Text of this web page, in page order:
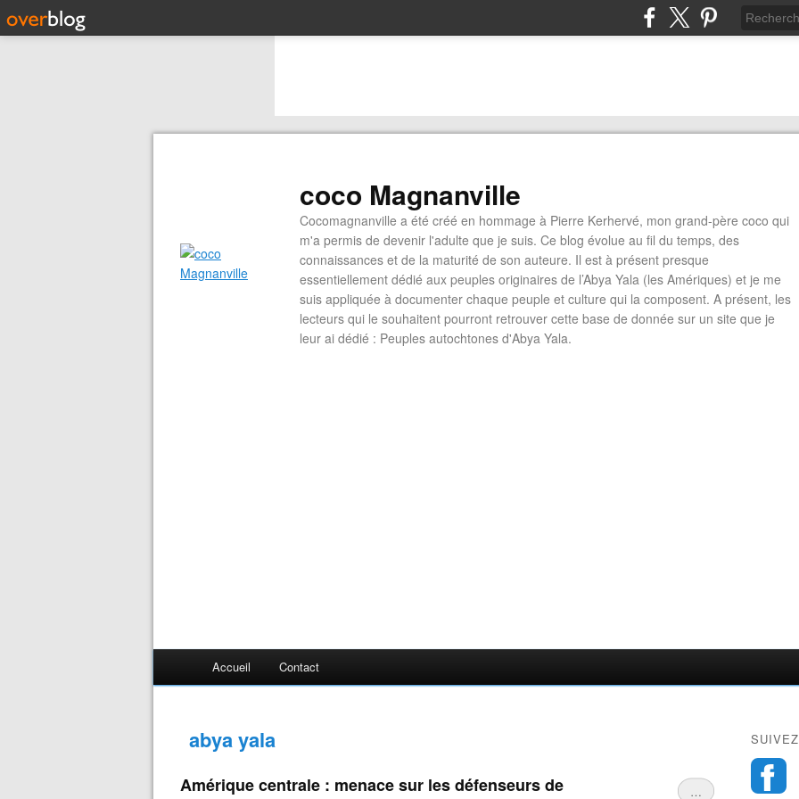
coco Magnanville
Cocomagnanville a été créé en hommage à Pierre Kerhervé, mon grand-père coco qui
m'a permis de devenir l'adulte que je suis. Ce blog évolue au fil du temps, des
connaissances et de la maturité de son auteure. Il est à présent presque
essentiellement dédié aux peuples originaires de l’Abya Yala (les Amériques) et je me
suis appliquée à documenter chaque peuple et culture qui la composent. A présent, les
lecteurs qui le souhaitent pourront retrouver cette base de donnée sur un site que je
leur ai dédié : Peuples autochtones d'Abya Yala.
Accueil Contact
abya yala
…
Amérique centrale : menace sur les défenseurs de